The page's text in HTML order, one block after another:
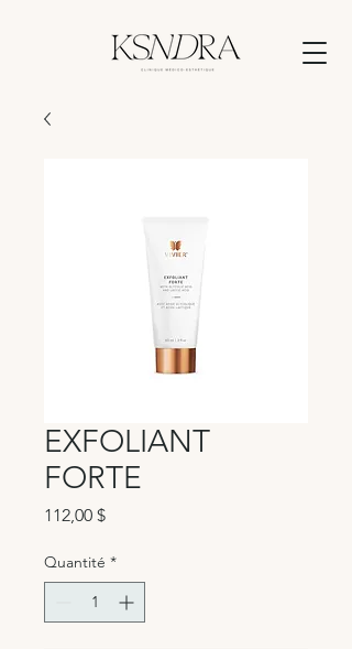
EXFOLIANT
FORTE
112,00 $Prix
Quantité *